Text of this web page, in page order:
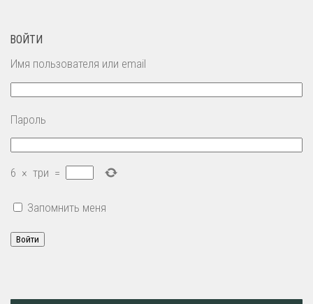
ВОЙТИ
Имя пользователя или email
Пароль
6 × три =
Запомнить меня
Войти